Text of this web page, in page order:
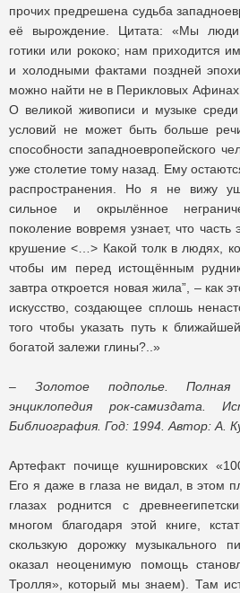
прочих предрешена судьба
её вырождение. Цитата: «Мы
готики или рококо; нам приходится
и холодными фактами поздней
можно найти не в Перикловых
О великой живописи и музыке среди
условий не может быть больше
способности западноевропейского
уже столетие тому назад. Ему
распространения. Но я не вижу
сильное и окрылённое
поколение вовремя узнает, что часть
крушение <…> Какой толк в людях,
чтобы им перед истощённым
завтра откроется новая жила”, – как
искусство, создающее сплошь
того чтобы указать путь к
богатой залежи глины?..»
– Золотое подполье. Полная
энциклопедия рок-самиздата.
Библиография. Год: 1994. Автор: А.
Артефакт почище кушнировских
Его я даже в глаза не видал, в этом
глазах роднится с
многом благодаря этой книге,
скользкую дорожку музыкального
оказал неоценимую помощь
Тролля», который мы знаем). Там